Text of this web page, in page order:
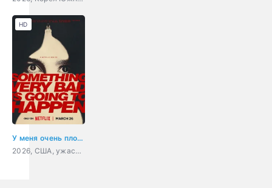
У меня очень плохое предчувствие
2026, США, ужасы, драма
HD